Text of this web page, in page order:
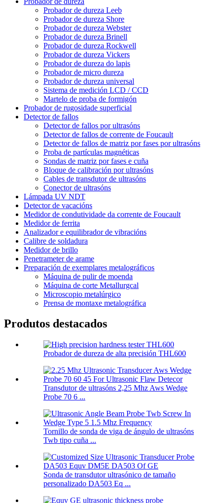
Probador de dureza Leeb
Probador de dureza Shore
Probador de dureza Webster
Probador de dureza Brinell
Probador de dureza Rockwell
Probador de dureza Vickers
Probador de dureza do lapis
Probador de micro dureza
Probador de dureza universal
Sistema de medición LCD / CCD
Martelo de proba de formigón
Probador de rugosidade superficial
Detector de fallos
Detector de fallos por ultrasóns
Detector de fallos de corrente de Foucault
Detector de fallos de matriz por fases por ultrasóns
Proba de partículas magnéticas
Sondas de matriz por fases e cuña
Bloque de calibración por ultrasóns
Cables de transdutor de ultrasóns
Conector de ultrasóns
Lámpada UV NDT
Detector de vacacións
Medidor de condutividade da corrente de Foucault
Medidor de ferrita
Analizador e equilibrador de vibracións
Calibre de soldadura
Medidor de brillo
Penetrameter de arame
Preparación de exemplares metalográficos
Máquina de pulir de moenda
Máquina de corte Metallurgcal
Microscopio metalúrgico
Prensa de montaxe metalográfica
Produtos destacados
Probador de dureza de alta precisión THL600
Transdutor de ultrasóns 2,25 Mhz Aws Wedge
Probe 70 6 ...
Tornillo de sonda de viga de ángulo de ultrasóns
Twb tipo cuña ...
Sonda de transdutor ultrasónico de tamaño
personalizado DA503 Eq ...